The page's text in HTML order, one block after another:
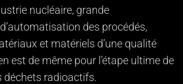
nucléaire, grande
des procédés,
et matériels d’une qualité
est de même pour l’étape ultime de
déchets radioactifs.